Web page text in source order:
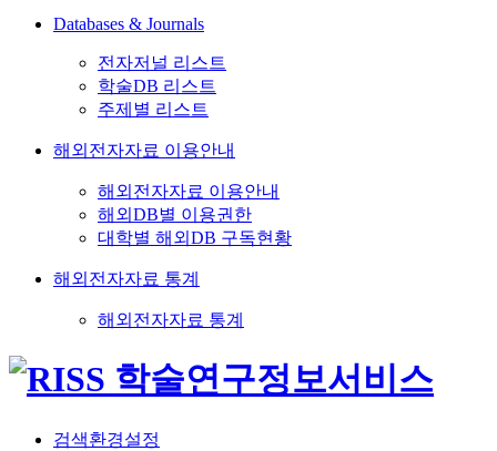
Databases & Journals
전자저널 리스트
학술DB 리스트
주제별 리스트
해외전자자료 이용안내
해외전자자료 이용안내
해외DB별 이용권한
대학별 해외DB 구독현황
해외전자자료 통계
해외전자자료 통계
검색환경설정